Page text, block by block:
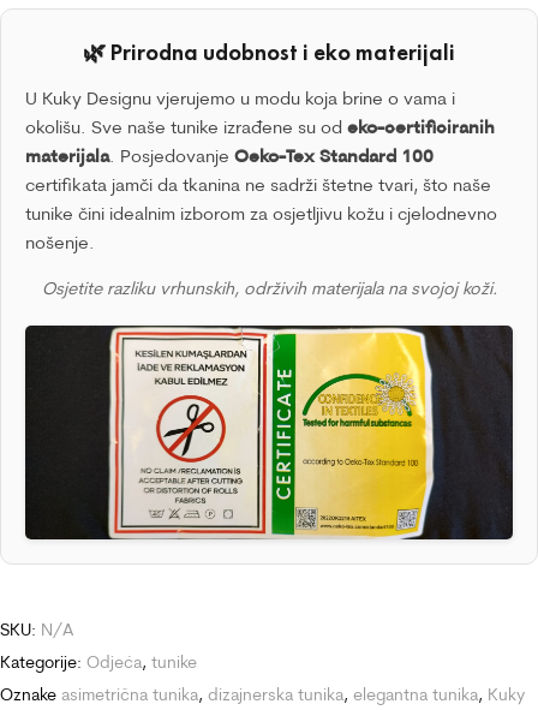
🌿 Prirodna udobnost i eko materijali
U Kuky Designu vjerujemo u modu koja brine o vama i
okolišu. Sve naše tunike izrađene su od eko-certificiranih
materijala. Posjedovanje Oeko-Tex Standard 100
certifikata jamči da tkanina ne sadrži štetne tvari, što naše
tunike čini idealnim izborom za osjetljivu kožu i cjelodnevno
nošenje.
Osjetite razliku vrhunskih, održivih materijala na svojoj koži.
SKU: N/A
Kategorije: Odjeća, tunike
Oznake asimetrična tunika, dizajnerska tunika, elegantna tunika, Kuky